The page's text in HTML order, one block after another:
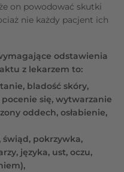
on powodować skutki
nie każdy pacjent ich
odstawienia
z lekarzem to:
bladość skóry,
się, wytwarzanie
oddech, osłabienie,
pokrzywka,
języka, ust, oczu,